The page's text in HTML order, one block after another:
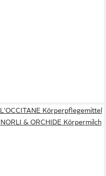
L'OCCITANE Körperpflegemittel
NORLI & ORCHIDE Körpermilch